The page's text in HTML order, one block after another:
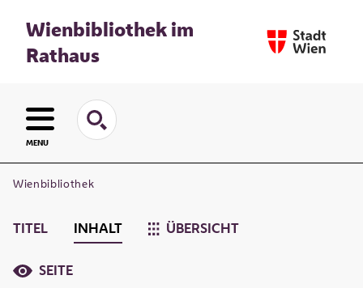
Wienbibliothek im
Rathaus
MENU
Wienbibliothek
TITEL INHALT ÜBERSICHT
SEITE